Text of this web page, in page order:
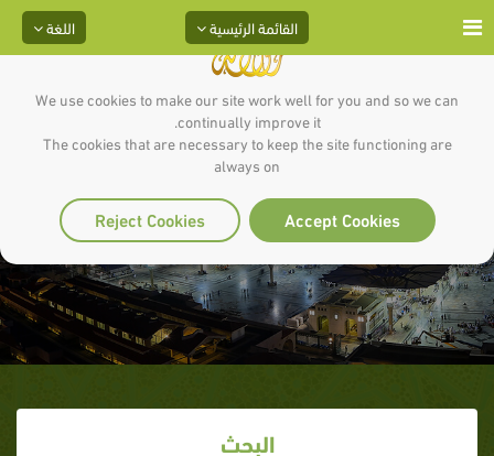
We use cookies to make our site work well for you and so we can
continually improve it.
The cookies that are necessary to keep the site functioning are
always on
Accept Cookies
Reject Cookies
اللغة القائمة الرئيسية
سعيه على الأرامل
البحث